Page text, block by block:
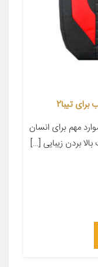
مهم برای انسان
بردن زیبایی […]